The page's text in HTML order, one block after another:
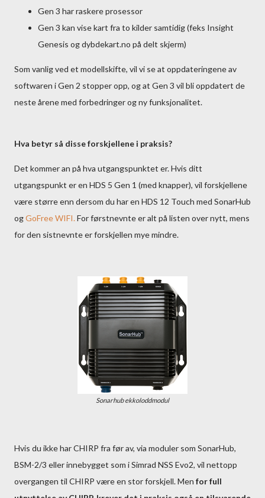
Gen 3 har raskere prosessor
Gen 3 kan vise kart fra to kilder samtidig (feks Insight
Genesis og dybdekart.no på delt skjerm)
Som vanlig ved et modellskifte, vil vi se at oppdateringene av
softwaren i Gen 2 stopper opp, og at Gen 3 vil bli oppdatert de
neste årene med forbedringer og ny funksjonalitet.
Hva betyr så disse forskjellene i praksis?
Det kommer an på hva utgangspunktet er. Hvis ditt
utgangspunkt er en HDS 5 Gen 1 (med knapper), vil forskjellene
være større enn dersom du har en HDS 12 Touch med SonarHub
ogGoFree WIFI.For førstnevnte er alt på listen over nytt, mens
for den sistnevnte er forskjellen mye mindre.
Sonarhub ekkoloddmodul
Hvis du ikke har CHIRP fra før av, via moduler som SonarHub,
BSM-2/3 eller innebygget som i Simrad NSS Evo2, vil nettopp
overgangen til CHIRP være en stor forskjell. Men for full